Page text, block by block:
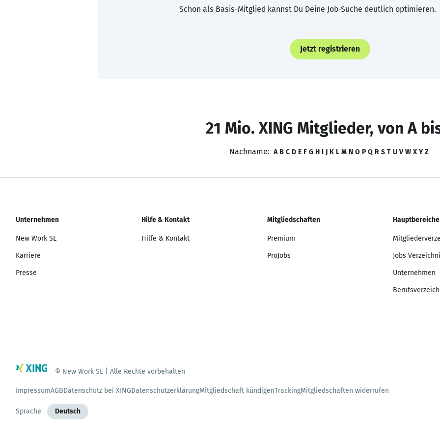
Schon als Basis-Mitglied kannst Du Deine Job-Suche deutlich optimieren.
Jetzt registrieren
21 Mio. XING Mitglieder, von A
Nachname: A B C D E F G H I J K L M N O P Q R S T U V W X Y Z
Unternehmen
New Work SE
Karriere
Presse
Hilfe & Kontakt
Hilfe & Kontakt
Mitgliedschaften
Premium
ProJobs
Hauptbereiche
Jobs
Unternehmen
© New Work SE | Alle Rechte vorbehalten
ImpressumAGBDatenschutz bei XINGDatenschutzerklärungMitgliedschaft kündigenTrackingMitgliedschaften widerrufen
Sprache Deutsch